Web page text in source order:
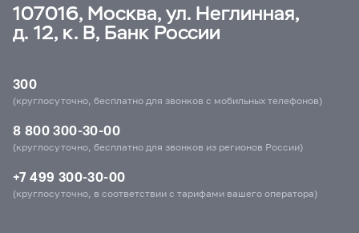
107016, Москва, ул. Неглинная,
д. 12, к. В, Банк России
300
(круглосуточно, бесплатно для звонков с мобильных телефонов)
8 800 300-30-00
(круглосуточно, бесплатно для звонков из регионов России)
+7 499 300-30-00
(круглосуточно, в соответствии с тарифами вашего оператора)